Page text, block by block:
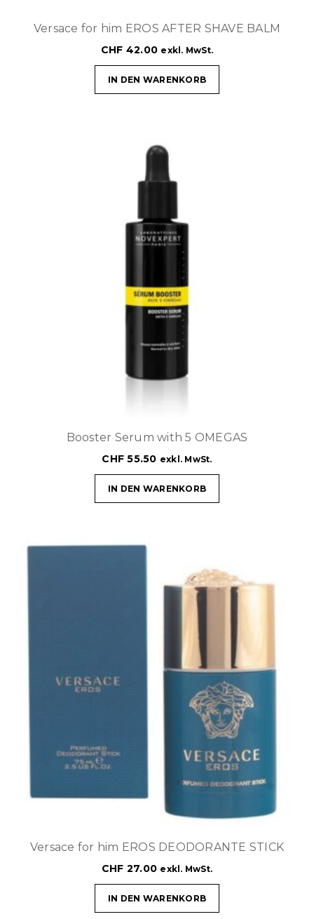
Versace for him EROS AFTER SHAVE BALM
CHF 42.00 exkl. MwSt.
IN DEN WARENKORB
Booster Serum with 5 OMEGAS
CHF 55.50 exkl. MwSt.
IN DEN WARENKORB
Versace for him EROS DEODORANTE STICK
CHF 27.00 exkl. MwSt.
IN DEN WARENKORB